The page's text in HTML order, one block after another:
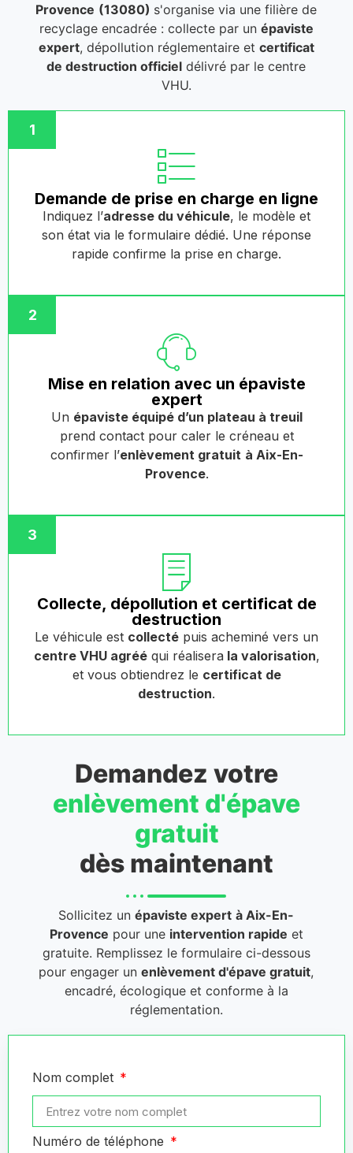
Provence (13080) s'organise via une filière de
recyclage encadrée : collecte par un épaviste
expert, dépollution réglementaire et certificat
de destruction officiel délivré par le centre
VHU.
1
Demande de prise en charge en ligne
Indiquez l’adresse du véhicule, le modèle et
son état via le formulaire dédié. Une réponse
rapide confirme la prise en charge.
2
Mise en relation avec un épaviste
expert
Un épaviste équipé d’un plateau à treuil
prend contact pour caler le créneau et
confirmer l’enlèvement gratuit à Aix-En-
Provence.
3
Collecte, dépollution et certificat de
destruction
Le véhicule est collecté puis acheminé vers un
centre VHU agrééqui réalisera la valorisation,
et vous obtiendrez le certificat de
destruction.
Demandez votre
enlèvement d'épave
gratuit
dès maintenant
Sollicitez unépaviste expert à Aix-En-
Provence pour une intervention rapide et
gratuite. Remplissez le formulaire ci-dessous
pour engager unenlèvement d'épave gratuit,
encadré, écologique et conforme à la
réglementation.
Nom complet
Numéro de téléphone